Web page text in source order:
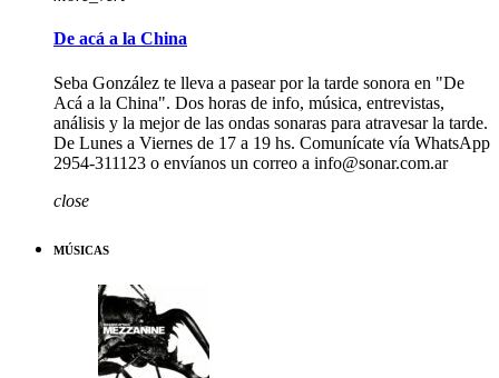
De acá a la China
Seba González te lleva a pasear por la tarde sonora en "De
Acá a la China". Dos horas de info, música, entrevistas,
análisis y la mejor de las ondas sonaras para atravesar la tarde.
De Lunes a Viernes de 17 a 19 hs. Comunícate vía WhatsApp
2954-311123 o envíanos un correo a info@sonar.com.ar
close
MÚSICAS